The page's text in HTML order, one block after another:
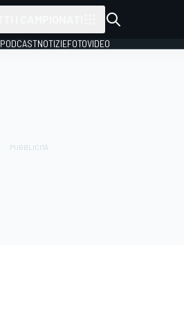
PODCASTNOTIZIEFOTOVIDEO